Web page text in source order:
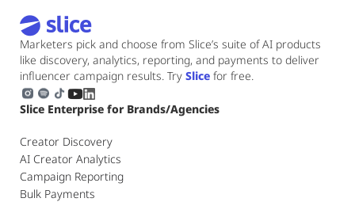
Marketers pick and choose from Slice’s suite of AI products
like discovery, analytics, reporting, and payments to deliver
influencer campaign results. Try Slice for free.
Slice Enterprise for Brands/Agencies
Creator Discovery
AI Creator Analytics
Campaign Reporting
Bulk Payments